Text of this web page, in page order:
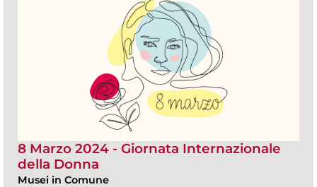
8 Marzo 2024 - Giornata Internazionale
della Donna
Musei in Comune